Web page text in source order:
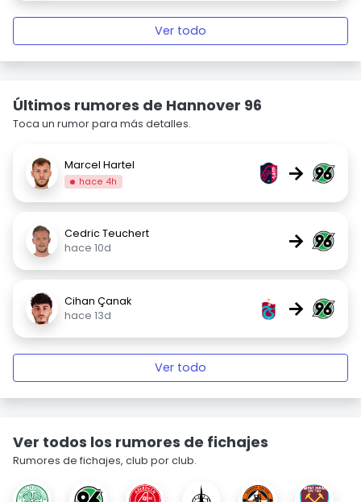
Ver todo
Últimos rumores de Hannover 96
Toca un rumor para más detalles.
Marcel Hartel
hace 4h →
Cedric Teuchert
hace 10d
→
Cihan Çanak
hace 13d
→
Ver todo
Ver todos los rumores de fichajes
Rumores de fichajes, club por club.